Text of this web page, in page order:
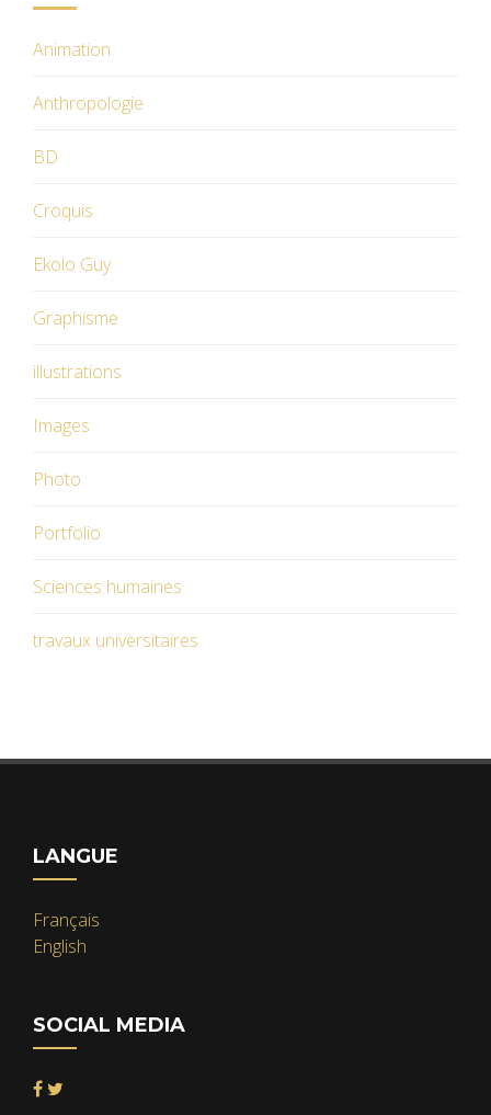
Animation
Anthropologie
BD
Croquis
Ekolo Guy
Graphisme
illustrations
Images
Photo
Portfolio
Sciences humaines
travaux universitaires
LANGUE
Français
English
SOCIAL MEDIA